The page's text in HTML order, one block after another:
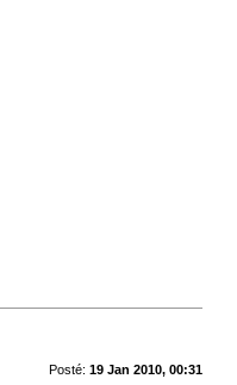
Posté: 19 Jan 2010, 00:31